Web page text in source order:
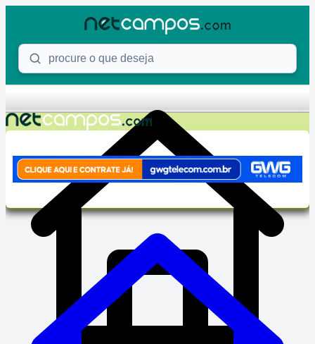
Procure o que deseja